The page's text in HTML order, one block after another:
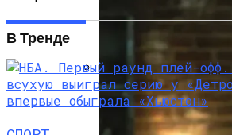
Прокурор
От Осложнений
В Тренде